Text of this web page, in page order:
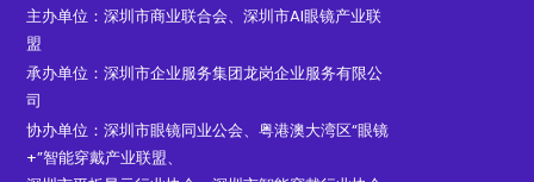
主办单位：深圳市商业联合会、深圳市AI眼镜产业联
盟
承办单位：深圳市企业服务集团龙岗企业服务有限公
司
协办单位：深圳市眼镜同业公会、粤港澳大湾区“眼镜
+”智能穿戴产业联盟、